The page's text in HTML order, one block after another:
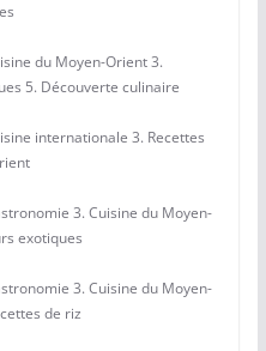
du Moyen-Orient 3.
5. Découverte culinaire
internationale 3. Recettes
3. Cuisine du Moyen-
exotiques
3. Cuisine du Moyen-
de riz